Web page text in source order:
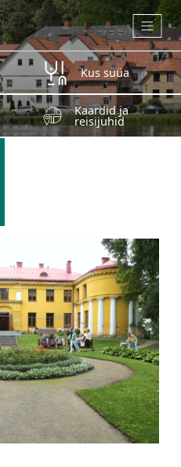
Kus süüa
Kaardid ja
reisijuhid